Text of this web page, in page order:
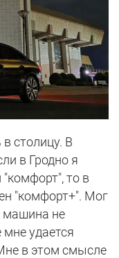
столицу. В
в Гродно я
то в
"комфорт+". Мог
машина не
удается
в этом смысле